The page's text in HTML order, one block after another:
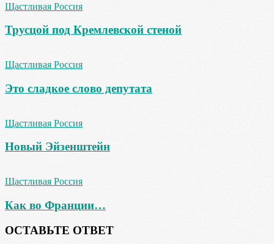
Щастливая Россия
Трусцой под Кремлевской стеной
Щастливая Россия
Это сладкое слово депутата
Щастливая Россия
Новый Эйзенштейн
Щастливая Россия
Как во Франции…
ОСТАВЬТЕ ОТВЕТ